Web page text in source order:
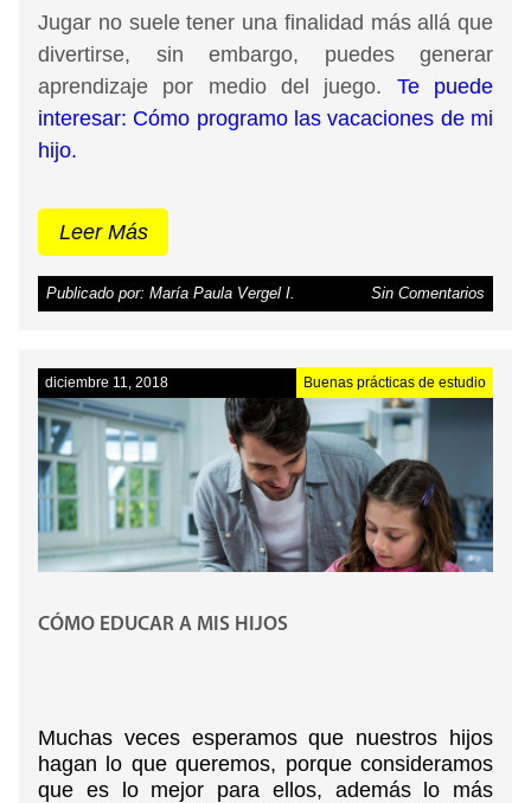
Jugar no suele tener una finalidad más allá que
divertirse, sin embargo, puedes generar
aprendizaje por medio del juego. Te puede
interesar: Cómo programo las vacaciones de mi
hijo.
Inicialmente, debemos entender los conceptos
fundamentales a trabajar.
Lúdico: Juego o actividad de
entretenimiento.
enseñanza
Las actividades deben ser lúdicas y didácticas
para captar la atención de los más pequeños y
generar aprendizaje que hará su desarrollo más
factible. (Te puede interesar: Talleres para niños
en Bogotá).
Leer Más
Publicado por: María Paula Vergel I. Sin Comentarios
diciembre 11, 2018 Buenas prácticas de estudio
CÓMO EDUCAR A MIS HIJOS
Muchas veces esperamos que nuestros hijos
hagan lo que queremos, porque consideramos
que es lo mejor para ellos, además lo más